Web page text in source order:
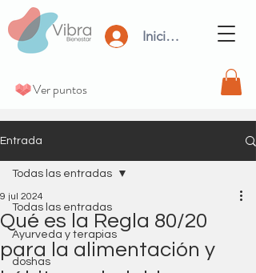
Iniciar Sesión
Ver puntos
Entrada
Todas las entradas
Ayurveda y terapias
doshas
Todas las entradas
Qué es la Regla 80/20
para la alimentación y
9 jul 2024